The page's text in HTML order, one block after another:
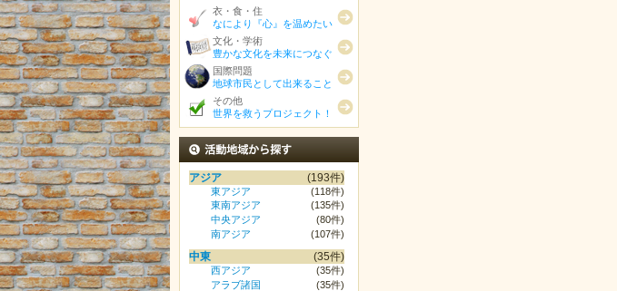
衣・食・住
なにより『心』を温めたい
文化・学術
豊かな文化を未来につなぐ
国際問題
地球市民として出来ること
その他
世界を救うプロジェクト！
活動地域から探す
アジア (193件)
東アジア
(118件)
東南アジア
(135件)
中央アジア
(80件)
南アジア
(107件)
中東 (35件)
西アジア
(35件)
アラブ諸国
(35件)